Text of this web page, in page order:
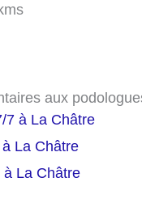
aux
7 à La Châtre
La Châtre
La Châtre